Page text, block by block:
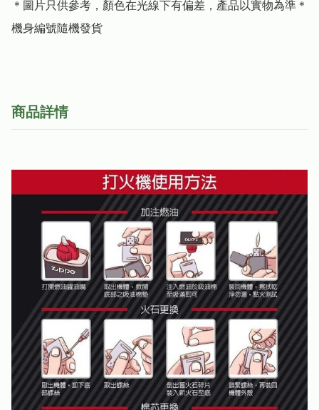
＊圖片只供參考，顏色在光線下有偏差，產品以實物為準＊
機身編號隨機發貨
商品詳情